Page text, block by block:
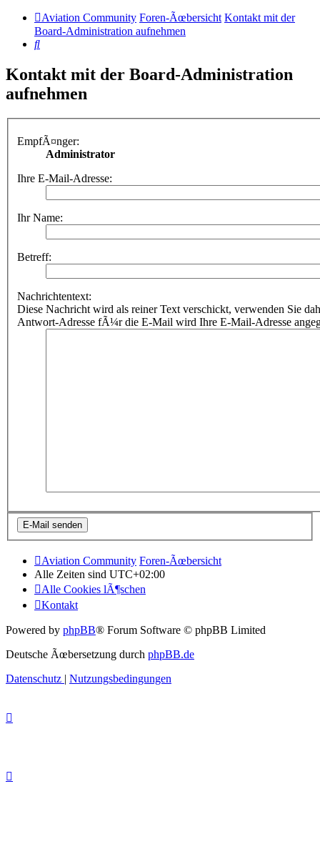
Aviation Community Foren-Ãœbersicht Kontakt mit der
Board-Administration aufnehmen
Suche
Kontakt mit der Board-Administration
aufnehmen
EmpfÃ¤nger:
Administrator
Ihre E-Mail-Adresse:
Ihr Name:
Betreff:
Nachrichtentext:
Diese Nachricht wird als reiner Text verschickt, verwenden Sie
Antwort-Adresse fÃ¼r die E-Mail wird Ihre E-Mail-Adresse
Aviation Community Foren-Ãœbersicht
Alle Zeiten sind UTC+02:00
Alle Cookies lÃ¶schen
Kontakt
Powered by phpBB® Forum Software © phpBB Limited
Deutsche Ãœbersetzung durch phpBB.de
Datenschutz
Nutzungsbedingungen